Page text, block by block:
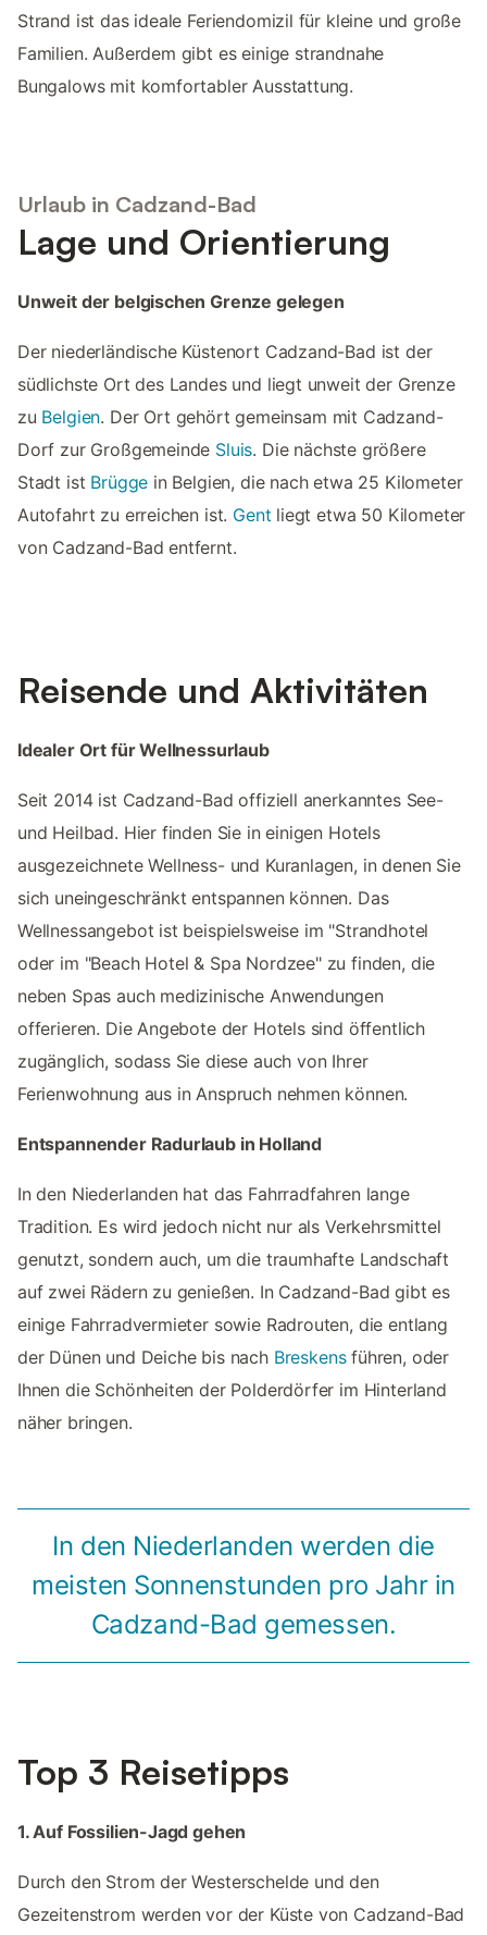
Strand ist das ideale Feriendomizil für kleine und große
Familien. Außerdem gibt es einige strandnahe
Bungalows mit komfortabler Ausstattung.
Urlaub in Cadzand-Bad
Lage und Orientierung
Unweit der belgischen Grenze gelegen
Der niederländische Küstenort Cadzand-Bad ist der
südlichste Ort des Landes und liegt unweit der Grenze
zu Belgien. Der Ort gehört gemeinsam mit Cadzand-
Dorf zur Großgemeinde Sluis. Die nächste größere
Stadt ist Brügge in Belgien, die nach etwa 25 Kilometer
Autofahrt zu erreichen ist. Gent liegt etwa 50 Kilometer
von Cadzand-Bad entfernt.
Reisende und Aktivitäten
Idealer Ort für Wellnessurlaub
Seit 2014 ist Cadzand-Bad offiziell anerkanntes See-
und Heilbad. Hier finden Sie in einigen Hotels
ausgezeichnete Wellness- und Kuranlagen, in denen Sie
sich uneingeschränkt entspannen können. Das
Wellnessangebot ist beispielsweise im "Strandhotel
oder im "Beach Hotel & Spa Nordzee" zu finden, die
neben Spas auch medizinische Anwendungen
offerieren. Die Angebote der Hotels sind öffentlich
zugänglich, sodass Sie diese auch von Ihrer
Ferienwohnung aus in Anspruch nehmen können.
Entspannender Radurlaub in Holland
In den Niederlanden hat das Fahrradfahren lange
Tradition. Es wird jedoch nicht nur als Verkehrsmittel
genutzt, sondern auch, um die traumhafte Landschaft
auf zwei Rädern zu genießen. In Cadzand-Bad gibt es
einige Fahrradvermieter sowie Radrouten, die entlang
der Dünen und Deiche bis nach Breskensführen, oder
Ihnen die Schönheiten der Polderdörfer im Hinterland
näher bringen.
In den Niederlanden werden die
meisten Sonnenstunden pro Jahr in
Cadzand-Bad gemessen.
Top 3 Reisetipps
1. Auf Fossilien-Jagd gehen
Durch den Strom der Westerschelde und den
Gezeitenstrom werden vor der Küste von Cadzand-Bad